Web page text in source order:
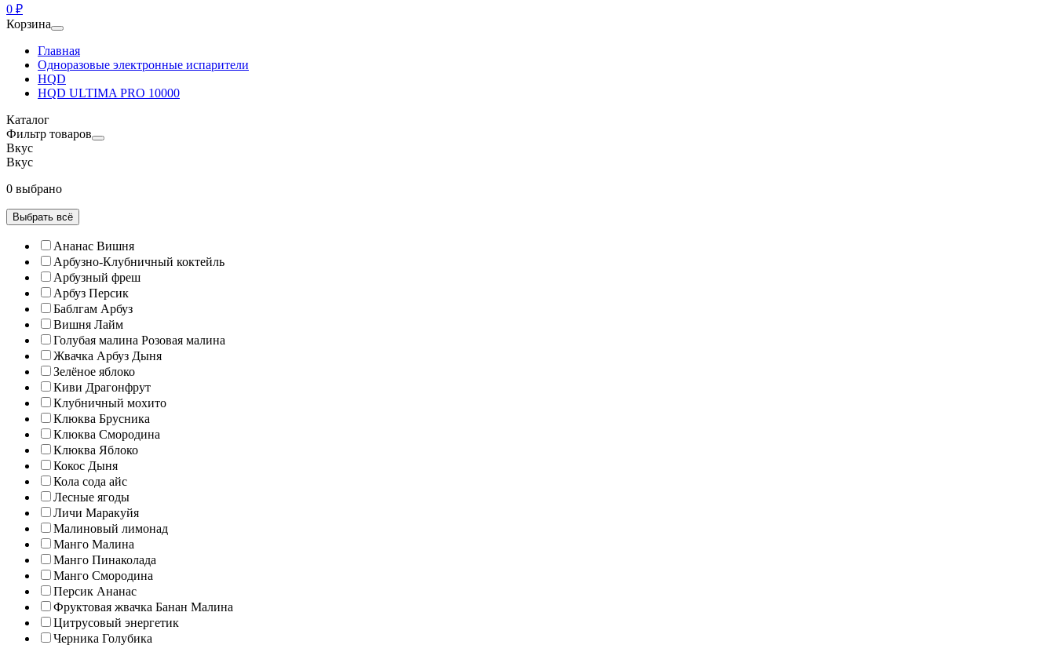
0 ₽
Корзина
Главная
Одноразовые электронные испарители
HQD
HQD ULTIMA PRO 10000
Каталог
Фильтр товаров
Вкус
Вкус
0 выбрано
Выбрать всё
Ананас Вишня
Арбузно-Клубничный коктейль
Арбузный фреш
Арбуз Персик
Баблгам Арбуз
Вишня Лайм
Голубая малина Розовая малина
Жвачка Арбуз Дыня
Зелёное яблоко
Киви Драгонфрут
Клубничный мохито
Клюква Брусника
Клюква Смородина
Клюква Яблоко
Кокос Дыня
Кола сода айс
Лесные ягоды
Личи Маракуйя
Малиновый лимонад
Манго Малина
Манго Пинаколада
Манго Смородина
Персик Ананас
Фруктовая жвачка Банан Малина
Цитрусовый энергетик
Черника Голубика